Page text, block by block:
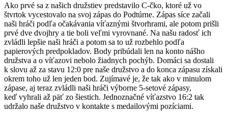
Ako prvé sa z našich družstiev predstavilo C-čko, ktoré už vo
štvrtok vycestovalo na svoj zápas do Podtúrne. Zápas síce začali
naši hráči podľa očakávania víťaznými štvorhrami, ale potom prišli
prvé dve dvojhry a tie boli veľmi vyrovnané. Na našu radosť ich
zvládli lepšie naši hráči a potom sa to už rozbehlo podľa
papierových predpokladov. Body pribúdali len na konto nášho
družstva a o víťazovi nebolo žiadnych pochýb. Domáci sa dostali
k slovu až za stavu 12:0 pre naše družstvo a do konca zápasu získali
okrem toho už len jeden bod. Zujímavé je, že tak ako v minulom
zápase, aj teraz zvládli naši hráči výborne 5-setové zápasy,
keď vyhrali až päť zo šiestich. Jednoznačné víťazstvo 16:2 tak
udržalo naše družstvo v kontakte s medailovými pozíciami.